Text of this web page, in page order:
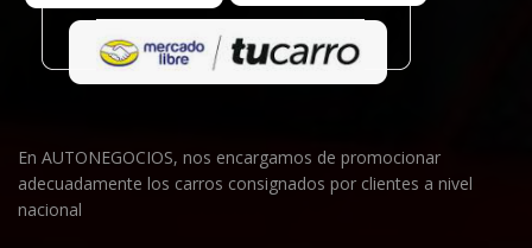
En AUTONEGOCIOS, nos encargamos de promocionar
adecuadamente los carros consignados por clientes a nivel
nacional